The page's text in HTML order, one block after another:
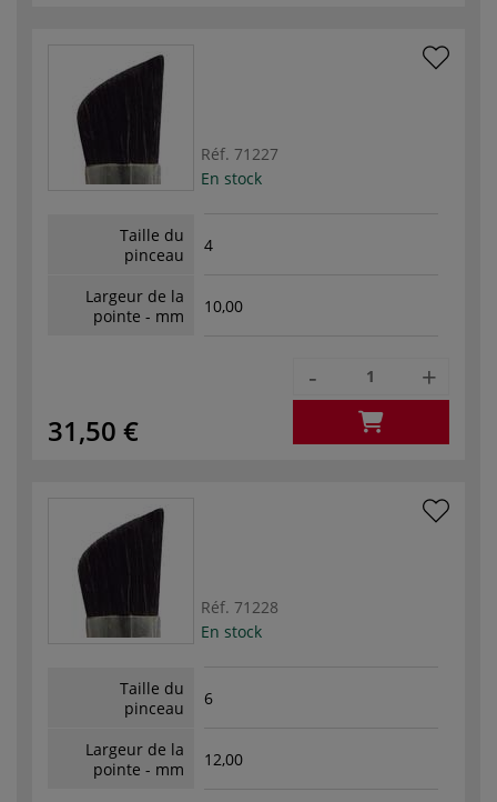
Réf. 71227
En stock
Taille du
pinceau
4
Largeur de la
pointe - mm
10,00
31,50 €
- +
Réf. 71228
En stock
Taille du
pinceau
6
Largeur de la
pointe - mm
12,00